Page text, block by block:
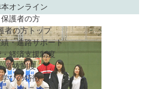
オンライン
保護者の方
者の方トップ
・進路サポート
経済支援制度
選抜制度
学びの特徴